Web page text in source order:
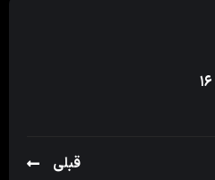
قبلی